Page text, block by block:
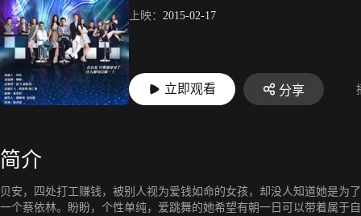
上映： 2015-02-17
立即观看 分享
简介
贝安，四处打工赚钱，被别人视为爱钱如命的女孩，却没人知道她是
一个蔡依林。盼盼，个性单纯，爱跳舞的她希望有朝一日可以带着属于